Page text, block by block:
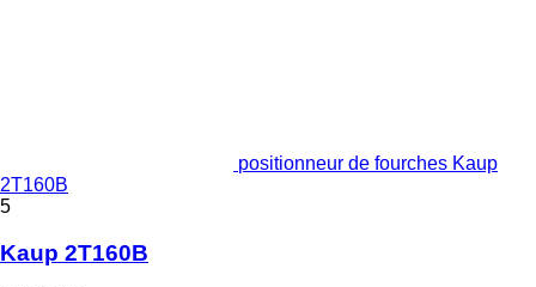
positionneur de fourches Kaup
2T160B
5
Kaup 2T160B